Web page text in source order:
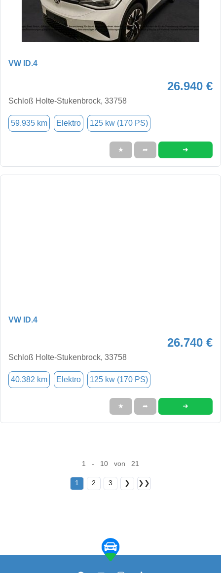
VW ID.4
26.940 €
Schloß Holte-Stukenbrock, 33758
59.935 km Elektro 125 kw (170 PS)
★ ➦ ➜
VW ID.4
26.740 €
Schloß Holte-Stukenbrock, 33758
40.382 km Elektro 125 kw (170 PS)
★ ➦ ➜
1 - 10 von 21
1 2 3 ❯ ❯❯